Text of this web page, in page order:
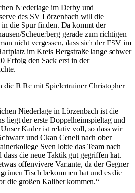
Niederlage im Derby und
des SV Lörzenbach will die
die Spur finden. Da kommt der
Scheuerberg gerade zum richtigen
nicht vergessen, dass sich der FSV im
im Kreis Bergstraße lange schwer
Erfolg den Sack erst in der
die RiRe mit Spielertrainer Christopher
Niederlage in Lörzenbach ist die
liegt der erste Doppelheimspieltag und
Kader ist relativ voll, so dass wir
und Okan Ceneli nach oben
Sven lobte das Team nach
dass die neue Taktik gut gegriffen hat.
offenvivere Variante, da der Gegner
Tisch bekommen hat und es die
die großen Kaliber kommen.“